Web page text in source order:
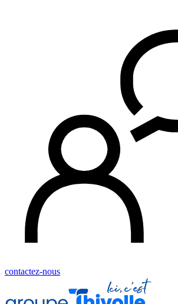
contactez-nous